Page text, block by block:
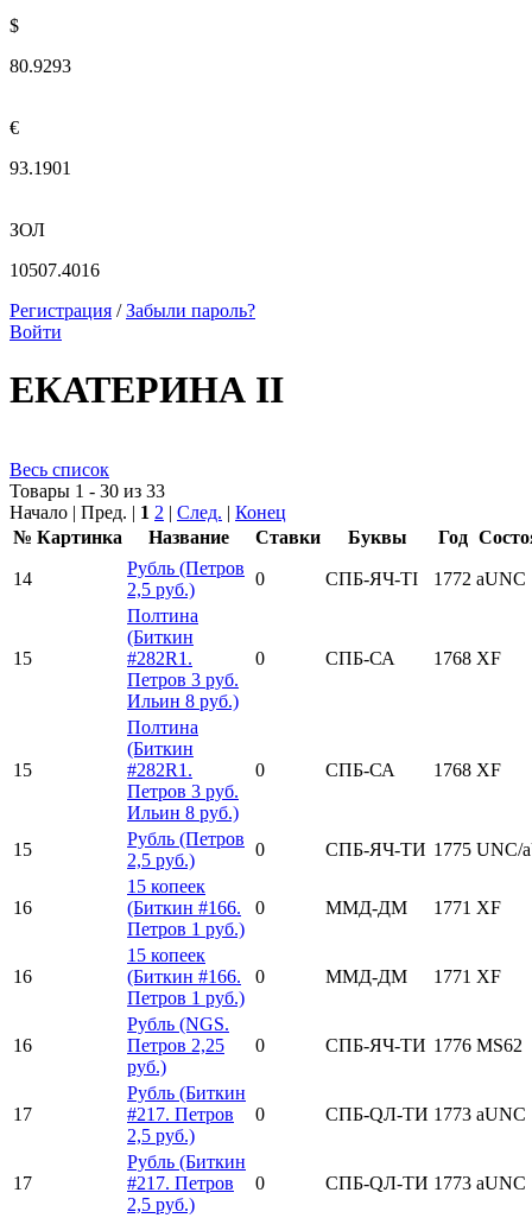
$
80.9293
€
93.1901
ЗОЛ
10507.4016
Регистрация / Забыли пароль?
Войти
ЕКАТЕРИНА II
Весь список
Товары 1 - 30 из 33
Начало | Пред. | 1 2 | След. | Конец
№ Картинка Название Ставки Буквы Год
14
Рубль (Петров
2,5 руб.)
0 СПБ-ЯЧ-ТI 1772 aUNC
15
Полтина
(Биткин
#282R1.
Петров 3 руб.
Ильин 8 руб.)
0 СПБ-СА 1768 XF
15
Полтина
(Биткин
#282R1.
Петров 3 руб.
Ильин 8 руб.)
0 СПБ-СА 1768 XF
15
Рубль (Петров
2,5 руб.)
0 СПБ-ЯЧ-ТИ 1775 UNC/
16
15 копеек
(Биткин #166.
Петров 1 руб.)
0 ММД-ДМ 1771 XF
16
15 копеек
(Биткин #166.
Петров 1 руб.)
0 ММД-ДМ 1771 XF
16
Рубль (NGS.
Петров 2,25
руб.)
0 СПБ-ЯЧ-ТИ 1776 MS62
17
Рубль (Биткин
#217. Петров
2,5 руб.)
0 СПБ-QЛ-ТИ 1773 aUNC
17
Рубль (Биткин
#217. Петров
2,5 руб.)
0 СПБ-QЛ-ТИ 1773 aUNC